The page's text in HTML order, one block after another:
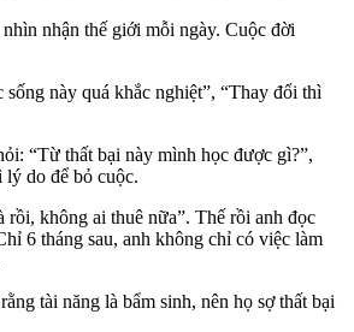
nhận thế giới mỗi ngày. Cuộc đời
này quá khắc nghiệt”, “Thay đổi thì
“Từ thất bại này mình học được gì?”,
lý do để bỏ cuộc.
không ai thuê nữa”. Thế rồi anh đọc
6 tháng sau, anh không chỉ có việc làm
tài năng là bẩm sinh, nên họ sợ thất bại